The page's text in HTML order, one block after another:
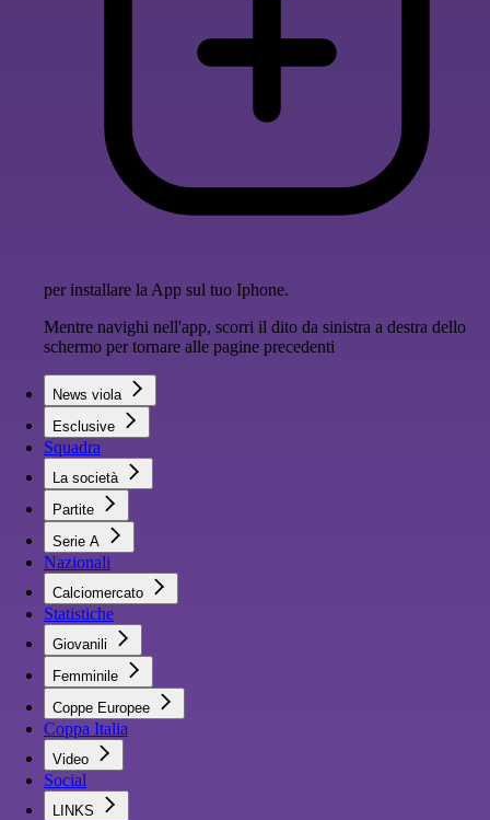
per installare la App sul tuo Iphone.
Mentre navighi nell'app, scorri il dito da sinistra a destra dello
schermo per tornare alle pagine precedenti
News viola
Esclusive
Squadra
La società
Partite
Serie A
Nazionali
Calciomercato
Statistiche
Giovanili
Femminile
Coppe Europee
Coppa Italia
Video
Social
LINKS